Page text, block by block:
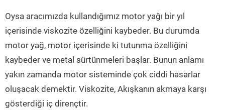
Oysa aracımızda kullandığımız motor yağı bir yıl
içerisinde viskozite özelliğini kaybeder. Bu durumda
motor yağ, motor içerisinde ki tutunma özelliğini
kaybeder ve metal sürtünmeleri başlar. Bunun anlamı
yakın zamanda motor sisteminde çok ciddi hasarlar
oluşacak demektir. Viskozite, Akışkanın akmaya karşı
gösterdiği iç dirençtir.